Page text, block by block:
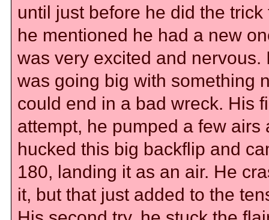
until just before he did the trick
he mentioned he had a new
was very excited and nervous.
was going big with something
could end in a bad wreck. His
attempt, he pumped a few airs
hucked this big backflip and
180, landing it as an air. He
it, but that just added to the